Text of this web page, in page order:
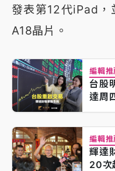
發表第12代iPad，
A18晶片。
編輯推
台股
達周
編輯推
輝達
20次